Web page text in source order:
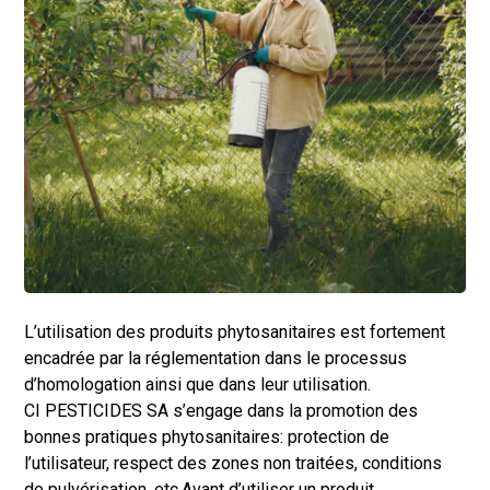
L’utilisation des produits phytosanitaires est fortement
encadrée par la réglementation dans le processus
d’homologation ainsi que dans leur utilisation.
CI PESTICIDES SA s’engage dans la promotion des
bonnes pratiques phytosanitaires: protection de
l’utilisateur, respect des zones non traitées, conditions